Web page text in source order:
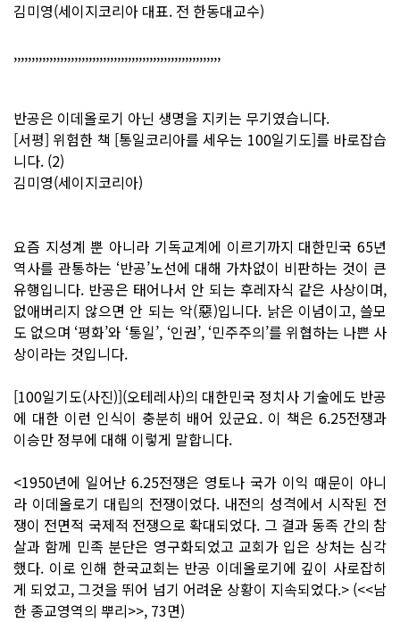
김미영(세이지코리아 대표. 전 한동대교수)
,,,,,,,,,,,,,,,,,,,,,,,,,,,,,,,,,,,,,,,,,,,,,,,,,,,,,,,,,,
반공은 이데올로기 아닌 생명을 지키는 무기였습니다.
[서평] 위험한 책 [통일코리아를 세우는 100일기도]를 바로잡습
니다. (2)
김미영(세이지코리아)
요즘 지성계 뿐 아니라 기독교계에 이르기까지 대한민국 65년
역사를 관통하는 ‘반공’노선에 대해 가차없이 비판하는 것이 큰
유행입니다. 반공은 태어나서 안 되는 후레자식 같은 사상이며,
없애버리지 않으면 안 되는 악(惡)입니다. 낡은 이념이고, 쓸모
도 없으며 ‘평화’와 ‘통일’, ‘인권’, ‘민주주의’를 위협하는 나쁜 사
상이라는 것입니다.
[100일기도(사진)](오테레사)의 대한민국 정치사 기술에도 반공
에 대한 이런 인식이 충분히 배어 있군요. 이 책은 6.25전쟁과
이승만 정부에 대해 이렇게 말합니다.
<1950년에 일어난 6.25전쟁은 영토나 국가 이익 때문이 아니
라 이데올로기 대립의 전쟁이었다. 내전의 성격에서 시작된 전
쟁이 전면적 국제적 전쟁으로 확대되었다. 그 결과 동족 간의 참
살과 함께 민족 분단은 영구화되었고 교회가 입은 상처는 심각
했다. 이로 인해 한국교회는 반공 이데올로기에 깊이 사로잡히
게 되었고, 그것을 뛰어 넘기 어려운 상황이 지속되었다.> (<<남
한 종교영역의 뿌리>>, 73면)